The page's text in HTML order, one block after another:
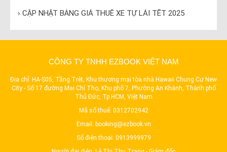
› CẬP NHẬT BẢNG GIÁ THUÊ XE TỰ LÁI TẾT 2025
CÔNG TY TNHH EZBOOK VIỆT NAM
Địa chỉ: HA-S05, Tầng Trệt, Khu thương mại tòa nhà Hawaii Chung Cư New
City - Số 17 đường Mai Chí Thọ, Khu phố 7, Phường An Khánh, Thành phố
Thủ Đức, Tp.HCM, Việt Nam
Mã số thuế: 0312702942
Email: booking@ezbook.vn
Số điện thoại: 0913999979